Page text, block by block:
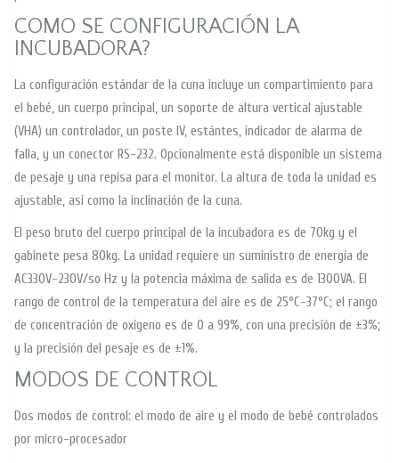
COMO SE CONFIGURACIÓN LA
INCUBADORA?
La configuración estándar de la cuna incluye un compartimiento para
el bebé, un cuerpo principal, un soporte de altura vertical ajustable
(VHA) un controlador, un poste IV, estántes, indicador de alarma de
falla, y un conector RS-232. Opcionalmente está disponible un sistema
de pesaje y una repisa para el monitor. La altura de toda la unidad es
ajustable, así como la inclinación de la cuna.
El peso bruto del cuerpo principal de la incubadora es de 70kg y el
gabinete pesa 80kg. La unidad requiere un suministro de energía de
AC330V-230V/so Hz y la potencia máxima de salida es de 1300VA. El
rango de control de la temperatura del aire es de 25°C-37°C; el rango
de concentración de oxígeno es de 0 a 99%, con una precisión de ±3%;
y la precisión del pesaje es de ±1%.
MODOS DE CONTROL
Dos modos de control: el modo de aire y el modo de bebé controlados
por micro-procesador